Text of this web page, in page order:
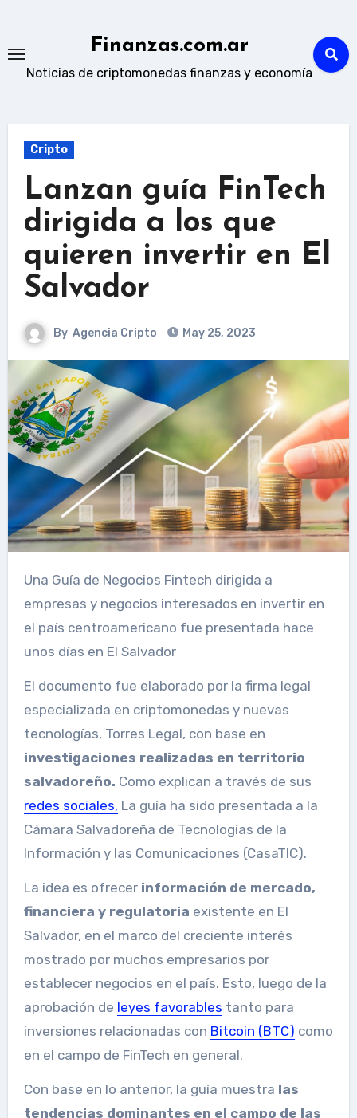
content
Finanzas.com.ar
Noticias de criptomonedas finanzas y economía
Cripto
Lanzan guía FinTech
dirigida a los que
quieren invertir en El
Salvador
By Agencia Cripto May 25, 2023
Una Guía de Negocios Fintech dirigida a
empresas y negocios interesados ​​en invertir en
el país centroamericano fue presentada hace
unos días en El Salvador
El documento fue elaborado por la firma legal
especializada en criptomonedas y nuevas
tecnologías, Torres Legal, con base en
investigaciones realizadas en territorio
salvadoreño. Como explican a través de sus
redes sociales, La guía ha sido presentada a la
Cámara Salvadoreña de Tecnologías de la
Información y las Comunicaciones (CasaTIC).
La idea es ofrecer información de mercado,
financiera y regulatoria existente en El
Salvador, en el marco del creciente interés
mostrado por muchos empresarios por
establecer negocios en el país. Esto, luego de la
aprobación de leyes favorables tanto para
inversiones relacionadas con Bitcoin (BTC) como
en el campo de FinTech en general.
Con base en lo anterior, la guía muestra las
tendencias dominantes en el campo de las